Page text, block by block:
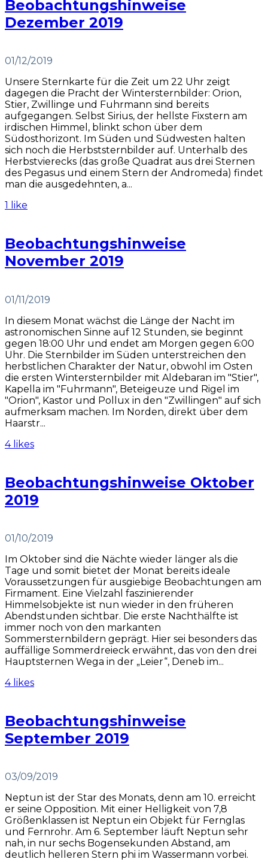
Beobachtungshinweise
Dezember 2019
01/12/2019
Unsere Sternkarte für die Zeit um 22 Uhr zeigt
dagegen die Pracht der Wintersternbilder: Orion,
Stier, Zwillinge und Fuhrmann sind bereits
aufgegangen. Selbst Sirius, der hellste Fixstern am
irdischen Himmel, blinkt schon über dem
Südosthorizont. Im Süden und Südwesten halten
sich noch die Herbststernbilder auf. Unterhalb des
Herbstvierecks (das große Quadrat aus drei Sternen
des Pegasus und einem Stern der Andromeda) findet
man die ausgedehnten, a...
1 like
Beobachtungshinweise
November 2019
01/11/2019
In diesem Monat wächst die Länge der Nacht im
astronomischen Sinne auf 12 Stunden, sie beginnt
gegen 18:00 Uhr und endet am Morgen gegen 6:00
Uhr. Die Sternbilder im Süden unterstreichen den
herbstlichen Charakter der Natur, obwohl im Osten
die ersten Wintersternbilder mit Aldebaran im "Stier",
Kapella im "Fuhrmann", Beteigeuze und Rigel im
"Orion", Kastor und Pollux in den "Zwillingen" auf sich
aufmerksam machen. Im Norden, direkt über dem
Haarstr...
4 likes
Beobachtungshinweise Oktober
2019
01/10/2019
Im Oktober sind die Nächte wieder länger als die
Tage und somit bietet der Monat bereits ideale
Voraussetzungen für ausgiebige Beobachtungen am
Firmament. Eine Vielzahl faszinierender
Himmelsobjekte ist nun wieder in den früheren
Abendstunden sichtbar. Die erste Nachthälfte ist
immer noch von den markanten
Sommersternbildern geprägt. Hier sei besonders das
auffällige Sommerdreieck erwähnt, das von den drei
Hauptsternen Wega in der „Leier“, Deneb im...
4 likes
Beobachtungshinweise
September 2019
03/09/2019
Neptun ist der Star des Monats, denn am 10. erreicht
er seine Opposition. Mit einer Helligkeit von 7,8
Größenklassen ist Neptun ein Objekt für Fernglas
und Fernrohr. Am 6. September läuft Neptun sehr
nah, in nur sechs Bogensekunden Abstand, am
deutlich helleren Stern phi im Wassermann vorbei.